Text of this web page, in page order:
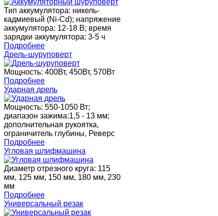
Тип аккумулятора: никель-
кадмиевый (Ni-Cd); напряжение
аккумулятора: 12-18 В; время
зарядки аккумулятора: 3-5 ч
Подробнее
Дрель-шуруповерт
Мощность: 400Вт, 450Вт, 570Вт
Подробнее
Ударная дрель
Мощность: 550-1050 Вт;
диапазон зажима:1,5 - 13 мм;
дополнительная рукоятка,
ограничитель глубины, Реверс
Подробнее
Угловая шлифмашина
Диаметр отрезного круга: 115
мм, 125 мм, 150 мм, 180 мм, 230
мм
Подробнее
Универсальный резак